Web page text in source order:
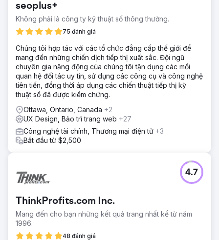
seoplus+
Không phải là công ty kỹ thuật số thông thường.
75 đánh giá
Chúng tôi hợp tác với các tổ chức đẳng cấp thế giới để
mang đến những chiến dịch tiếp thị xuất sắc. Đội ngũ
chuyên gia năng động của chúng tôi tận dụng các mối
quan hệ đối tác uy tín, sử dụng các công cụ và công nghệ
tiên tiến, đồng thời áp dụng các chiến thuật tiếp thị kỹ
thuật số đã được kiểm chứng.
Ottawa, Ontario, Canada +2
UX Design, Bảo trì trang web +27
Công nghệ tài chính, Thương mại điện tử +3
Bắt đầu từ $2,500
ThinkProfits.com Inc.
Mang đến cho bạn những kết quả trang nhất kể từ năm
1996.
48 đánh giá
4.7